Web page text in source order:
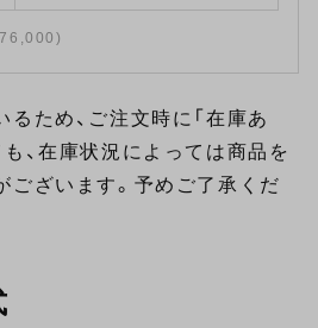
ため、ご注文時に「在庫あ
、在庫状況によっては商品を
ございます。予めご了承くだ